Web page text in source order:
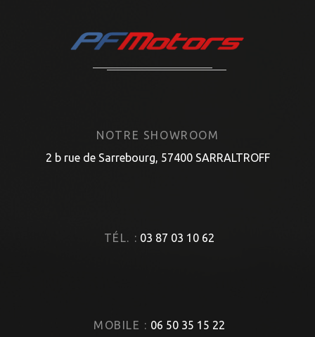
NOTRE SHOWROOM
2 b rue de Sarrebourg, 57400 SARRALTROFF
TÉL. : 03 87 03 10 62
MOBILE : 06 50 35 15 22